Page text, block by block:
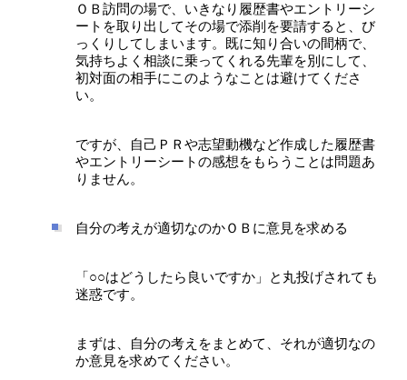
ＯＢ訪問の場で、いきなり履歴書やエントリーシ
ートを取り出してその場で添削を要請すると、び
っくりしてしまいます。既に知り合いの間柄で、
気持ちよく相談に乗ってくれる先輩を別にして、
初対面の相手にこのようなことは避けてくださ
い。
ですが、自己ＰＲや志望動機など作成した履歴書
やエントリーシートの感想をもらうことは問題あ
りません。
自分の考えが適切なのかＯＢに意見を求める
「○○はどうしたら良いですか」と丸投げされても
迷惑です。
まずは、自分の考えをまとめて、それが適切なの
か意見を求めてください。